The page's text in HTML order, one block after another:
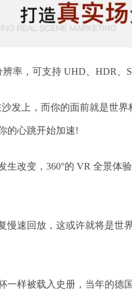
率，可支持 UHD、HDR、
发上，而你的面前就是世界
的心跳开始加速!
改变，360°的 VR 全景体
慢速回放，这或许就将是世
一样被载入史册，当年的德